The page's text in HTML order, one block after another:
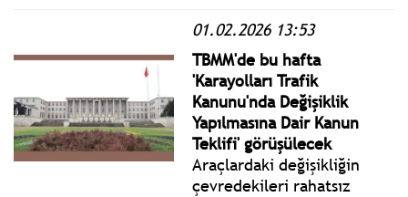
bakıyorum. Ve buradan ilan
ediyorum. Cesaretiniz
varsa, çıkın karşımıza.
Siyasette erken seçim
istiyorum. Erken seçim için
cesareti varsa getirsin.
01.02.2026 13:53
TBMM'de bu hafta
'Karayolları Trafik
Kanunu'nda Değişiklik
Yapılmasına Dair Kanun
Teklifi' görüşülecek
Araçlardaki değişikliğin
çevredekileri rahatsız